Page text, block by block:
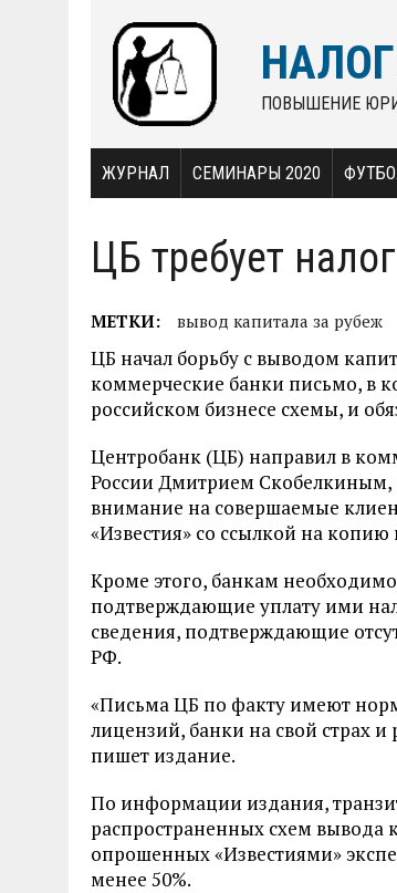
ПОВЫШЕНИЕ
ЖУРНАЛ СЕМИНАРЫ 2020
ЦБ требует
МЕТКИ: вывод капитала за рубеж
ЦБ начал борьбу с выводом
коммерческие банки письмо, в
российском бизнесе схемы, и
Центробанк (ЦБ) направил в
России Дмитрием Скобелкиным,
внимание на совершаемые
«Известия» со ссылкой на
Кроме этого, банкам
подтверждающие уплату ими
сведения, подтверждающие
РФ.
«Письма ЦБ по факту имеют
лицензий, банки на свой страх
пишет издание.
По информации издания,
распространенных схем вывода
опрошенных «Известиями»
менее 50%.